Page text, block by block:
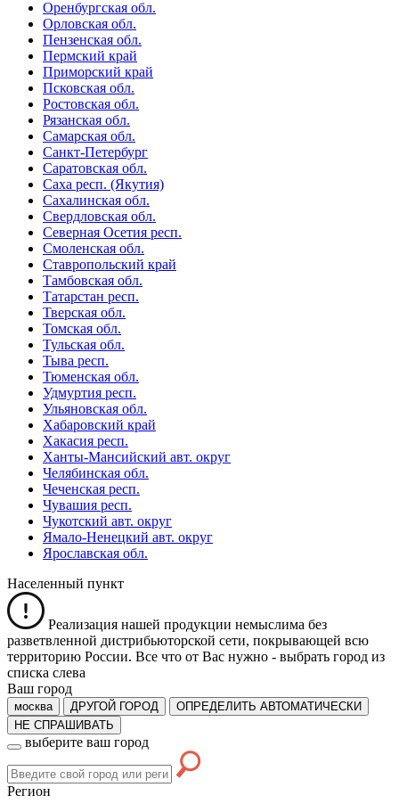
Оренбургская обл.
Орловская обл.
Пензенская обл.
Пермский край
Приморский край
Псковская обл.
Ростовская обл.
Рязанская обл.
Самарская обл.
Санкт-Петербург
Саратовская обл.
Саха респ. (Якутия)
Сахалинская обл.
Свердловская обл.
Северная Осетия респ.
Смоленская обл.
Ставропольский край
Тамбовская обл.
Татарстан респ.
Тверская обл.
Томская обл.
Тульская обл.
Тыва респ.
Тюменская обл.
Удмуртия респ.
Ульяновская обл.
Хабаровский край
Хакасия респ.
Ханты-Мансийский авт. округ
Челябинская обл.
Чеченская респ.
Чувашия респ.
Чукотский авт. округ
Ямало-Ненецкий авт. округ
Ярославская обл.
Населенный пункт
Реализация нашей продукции немыслима без
разветвленной дистрибьюторской сети, покрывающей всю
территорию России. Все что от Вас нужно - выбрать город из
списка слева
Ваш город
москва ДРУГОЙ ГОРОД
ОПРЕДЕЛИТЬ АВТОМАТИЧЕСКИ
НЕ СПРАШИВАТЬ
выберите ваш город
Регион